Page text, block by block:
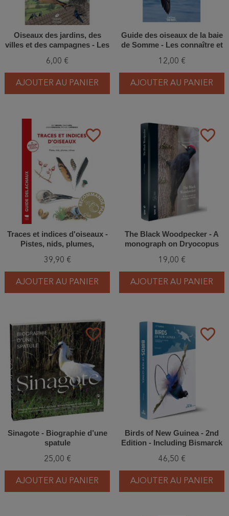
Oiseaux des jardins, des
villes et des campagnes - Les
6,00 €
AJOUTER AU PANIER
Guide des oiseaux de la baie
de Somme - Les connaître et
12,00 €
AJOUTER AU PANIER
favorite_border
Traces et indices d'oiseaux -
Pistes, nids, plumes,
39,90 €
AJOUTER AU PANIER
favorite_border
The Black Woodpecker - A
monograph on Dryocopus
19,00 €
AJOUTER AU PANIER
favorite_border
Sinagote - Biographie d’une
spatule
25,00 €
AJOUTER AU PANIER
favorite_border
Birds of New Guinea - 2nd
Edition - Including Bismarck
46,50 €
AJOUTER AU PANIER